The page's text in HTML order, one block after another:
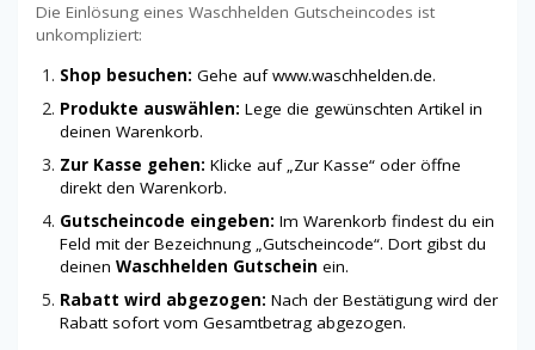
Die Einlösung eines Waschhelden Gutscheincodes ist
unkompliziert:
Shop besuchen: Gehe aufwww.waschhelden.de.
Produkte auswählen: Lege die gewünschten Artikel in
deinen Warenkorb.
Zur Kasse gehen: Klicke auf „Zur Kasse“ oder öffne
direkt den Warenkorb.
Gutscheincode eingeben: Im Warenkorb findest du ein
Feld mit der Bezeichnung „Gutscheincode“. Dort gibst du
deinen Waschhelden Gutschein ein.
Rabatt wird abgezogen: Nach der Bestätigung wird der
Rabatt sofort vom Gesamtbetrag abgezogen.